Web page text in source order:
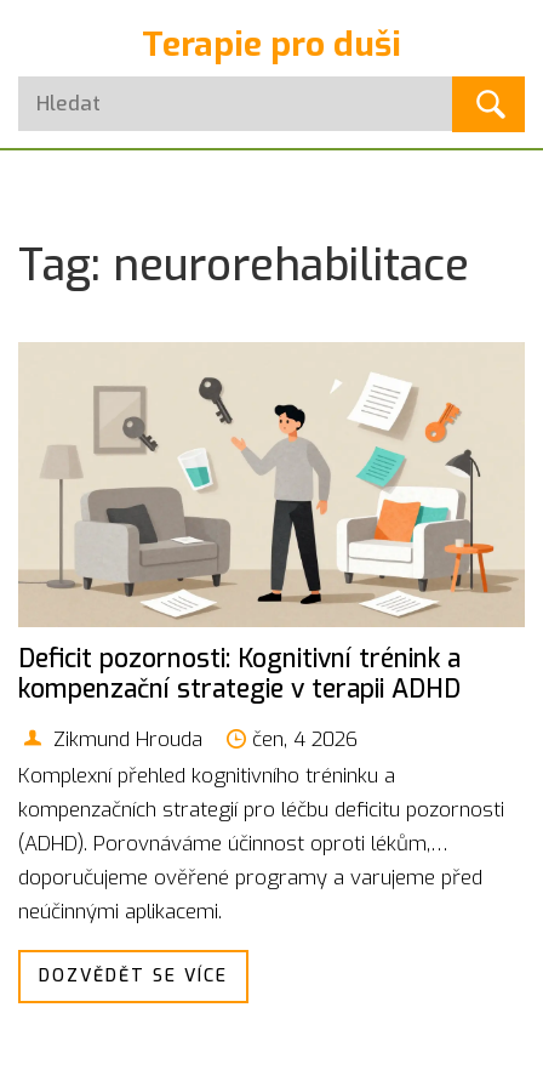
Terapie pro duši
Tag: neurorehabilitace
Deficit pozornosti: Kognitivní trénink a
kompenzační strategie v terapii ADHD
Zikmund Hrouda
čen, 4 2026
Komplexní přehled kognitivního tréninku a
kompenzačních strategií pro léčbu deficitu pozornosti
(ADHD). Porovnáváme účinnost oproti lékům,
doporučujeme ověřené programy a varujeme před
neúčinnými aplikacemi.
DOZVĚDĚT SE VÍCE